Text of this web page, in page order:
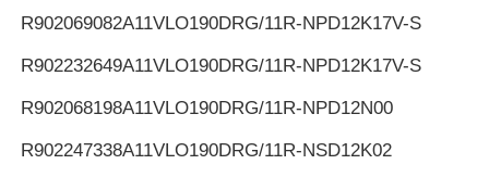
R902069082A11VLO190DRG/11R-NPD12K17V-S
R902232649A11VLO190DRG/11R-NPD12K17V-S
R902068198A11VLO190DRG/11R-NPD12N00
R902247338A11VLO190DRG/11R-NSD12K02